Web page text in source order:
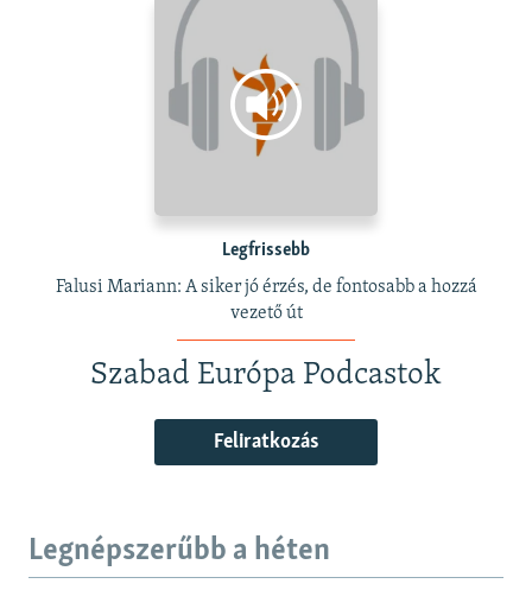
Legfrissebb
Falusi Mariann: A siker jó érzés, de fontosabb a hozzá
vezető út
Szabad Európa Podcastok
Feliratkozás
Legnépszerűbb a héten